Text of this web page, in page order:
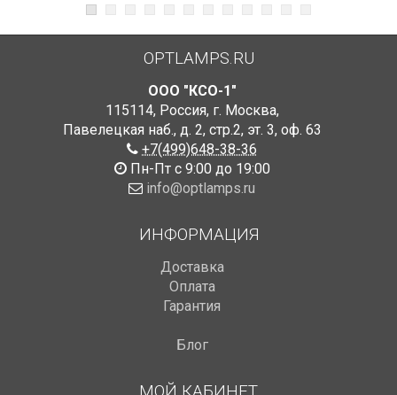
OPTLAMPS.RU
ООО "КСО-1"
115114, Россия, г. Москва,
Павелецкая наб., д. 2, стр.2, эт. 3, оф. 63
+7(499)648-38-36
Пн-Пт с 9:00 до 19:00
info@optlamps.ru
ИНФОРМАЦИЯ
Доставка
Оплата
Гарантия
Блог
МОЙ КАБИНЕТ